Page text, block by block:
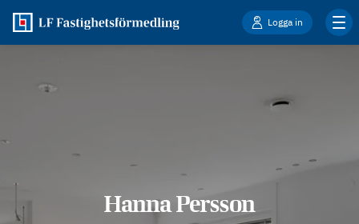
Logga in
Hanna Persson